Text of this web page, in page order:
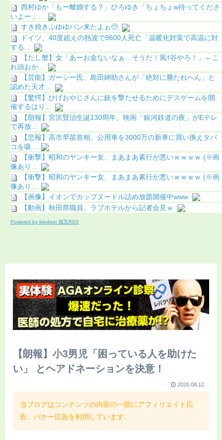
西村ゆか「もー離婚する？」ひろゆき「ちょちょw待ってくださ
いよー」...
すき焼きぷゆゆパン来たよぉ🥺
ドイツ、40度超えの熱波で9600人死亡「温暖化対策で高温に対
する...
【たし蟹】女「あーお金ないなぁ…そうだ！風ｲ谷やろ！」←こ
れ頭おか...
【芸能】ガーシー氏、島田紳助さんが「絶対に勝たれへん」と
認めた天才...
【驚愕】ひげおやじさんに銃を撃たせるためにデスゲームを開
催するはり...
【朗報】宮沢賢治生誕130周年、映画「銀河鉄道の夜」がEテレ
で再放...
【悲報】高市早苗首相、公用車を3000万の新車に買い換えタバ
コを吸...
【衝撃】昭和のヤンキー女、まあまあ素行が悪いｗｗｗｗ (※画
像あり...
【衝撃】昭和のヤンキー女、まあまあ素行が悪いｗｗｗｗ (※画
像あり...
【画像】イオンでカップヌードル詰め放題開催中www
【動画】秋田県職員、ラブホテルから記者会見ｗ
Powered by livedoor 相互RSS
【朗報】小3男児「困っている人を助けた
い」 とヘアドネーションを決意！
2020.08.12
当ブログはコンテンツの内容の一部にアフィリエイト広
告、バナー広告を利用しています。